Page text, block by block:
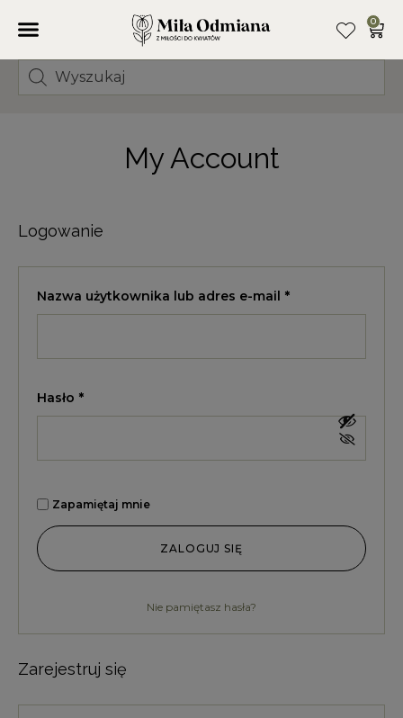
0
My Account
Logowanie
Nazwa użytkownika lub adres e-mail *
Hasło *
Zapamiętaj mnie
ZALOGUJ SIĘ
Nie pamiętasz hasła?
Zarejestruj się